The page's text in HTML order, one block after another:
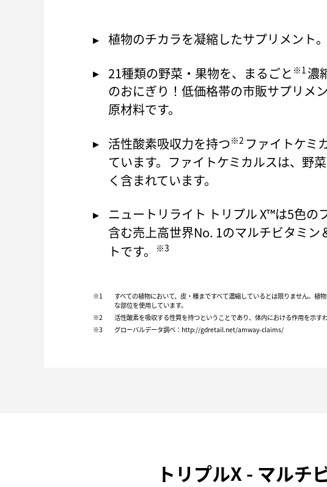
植物のチカラを凝縮したサプリメント。​
21種類の野菜・果物を、まるごと ※1 濃
のおにぎり！低価格帯の市販サプリメ
原材料です。
活性酸素吸収力を持つ ※2 ファイトケミ
ています。ファイトケミカルスは、野
く含まれています。
ニュートリライト トリプル X™は5色の
含む売上高世界No. 1のマルチビタミン
トです。
※3
※1
すべての植物において、皮・種まですべて濃縮しているとは限りません。植
な部位を使用しています。
※2
活性酸素を吸収する性質を持つということであり、体内における作用を示す
※3
グローバルデータ調べ：http://gdretail.net/amway-claims/
トリプルX - マルチ